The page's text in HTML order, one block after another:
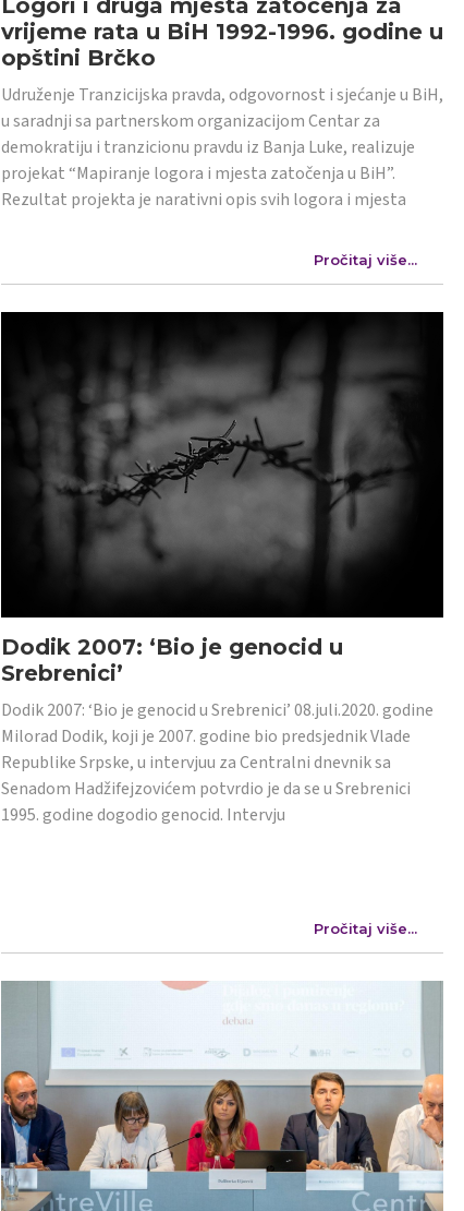
vrijeme rata u BiH 1992-1996. godine u
opštini Brčko
Udruženje Tranzicijska pravda, odgovornost i sjećanje u BiH,
u saradnji sa partnerskom organizacijom Centar za
demokratiju i tranzicionu pravdu iz Banja Luke, realizuje
projekat “Mapiranje logora i mjesta zatočenja u BiH”.
Rezultat projekta je narativni opis svih logora i mjesta
Pročitaj više...
Dodik 2007: ‘Bio je genocid u
Srebrenici’
Dodik 2007: ‘Bio je genocid u Srebrenici’ 08.juli.2020. godine
Milorad Dodik, koji je 2007. godine bio predsjednik Vlade
Republike Srpske, u intervjuu za Centralni dnevnik sa
Senadom Hadžifejzovićem potvrdio je da se u Srebrenici
1995. godine dogodio genocid. Intervju
Pročitaj više...